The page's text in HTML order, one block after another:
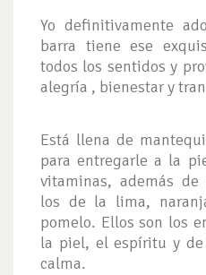
Yo definitivamente
barra tiene ese
todos los sentidos y
alegría , bienestar y
Está llena de
para entregarle a la
vitaminas, además
los de la lima,
pomelo. Ellos son los
la piel, el espíritu y
calma.